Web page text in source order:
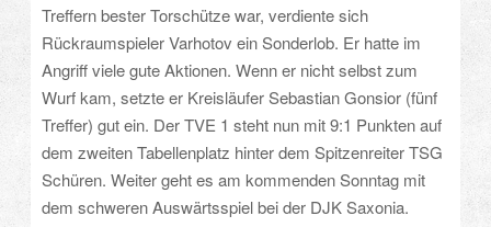
Treffern bester Torschütze war, verdiente sich
Rückraumspieler Varhotov ein Sonderlob. Er hatte im
Angriff viele gute Aktionen. Wenn er nicht selbst zum
Wurf kam, setzte er Kreisläufer Sebastian Gonsior (fünf
Treffer) gut ein. Der TVE 1 steht nun mit 9:1 Punkten auf
dem zweiten Tabellenplatz hinter dem Spitzenreiter TSG
Schüren. Weiter geht es am kommenden Sonntag mit
dem schweren Auswärtsspiel bei der DJK Saxonia.